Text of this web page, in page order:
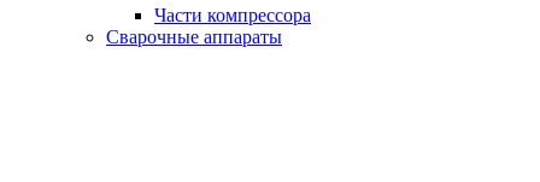
Части компрессора
Сварочные аппараты